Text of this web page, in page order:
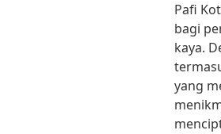
Pafi
bagi
kaya.
yang